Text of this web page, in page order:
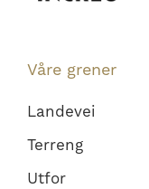
Våre grener
Landevei
Terreng
Utfor